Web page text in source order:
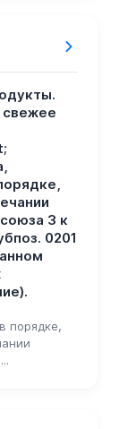
свежее
3 к
0201
порядке,